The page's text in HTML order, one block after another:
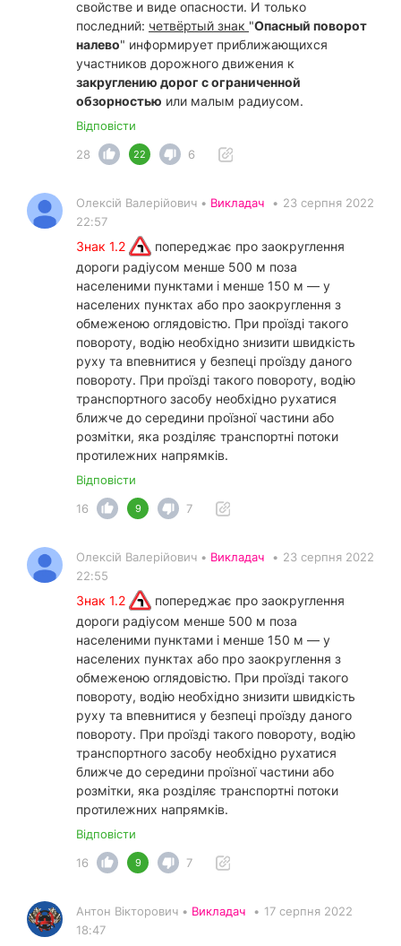
свойстве и виде опасности. И только
последний: четвёртый знак "Опасный поворот
налево" информирует приближающихся
участников дорожного движения к
закруглению дорог с ограниченной
обзорностью или малым радиусом.
Відповісти
28
22 6
Олексій Валерійович • Викладач • 23 серпня 2022
22:57
Знак 1.2
попереджає про заокруглення
дороги радіусом менше 500 м поза
населеними пунктами і менше 150 м — у
населених пунктах або про заокруглення з
обмеженою оглядовістю. При проїзді такого
повороту, водію необхідно знизити швидкість
руху та впевнитися у безпеці проїзду даного
повороту. При проїзді такого повороту, водію
транспортного засобу необхідно рухатися
ближче до середини проїзної частини або
розмітки, яка розділяє транспортні потоки
протилежних напрямків.
Відповісти
16
9 7
Олексій Валерійович • Викладач • 23 серпня 2022
22:55
Знак 1.2
попереджає про заокруглення
дороги радіусом менше 500 м поза
населеними пунктами і менше 150 м — у
населених пунктах або про заокруглення з
обмеженою оглядовістю. При проїзді такого
повороту, водію необхідно знизити швидкість
руху та впевнитися у безпеці проїзду даного
повороту. При проїзді такого повороту, водію
транспортного засобу необхідно рухатися
ближче до середини проїзної частини або
розмітки, яка розділяє транспортні потоки
протилежних напрямків.
Відповісти
16
9 7
Антон Вікторович • Викладач • 17 серпня 2022
18:47